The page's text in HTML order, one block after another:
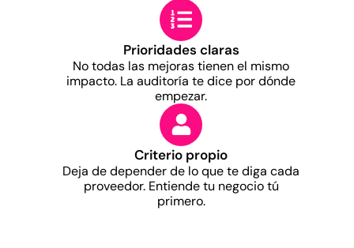
Prioridades claras
No todas las mejoras tienen el mismo
impacto. La auditoría te dice por dónde
empezar.
Criterio propio
Deja de depender de lo que te diga cada
proveedor. Entiende tu negocio tú
primero.